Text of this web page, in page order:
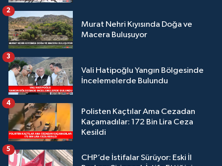
Murat Nehri Kıyısında Doğa ve
Macera Buluşuyor
2
Vali Hatipoğlu Yangın Bölgesinde
İncelemelerde Bulundu
3
Polisten Kaçtılar Ama Cezadan
Kaçamadılar: 172 Bin Lira Ceza
Kesildi
4
CHP’de İstifalar Sürüyor: Eski İl
5